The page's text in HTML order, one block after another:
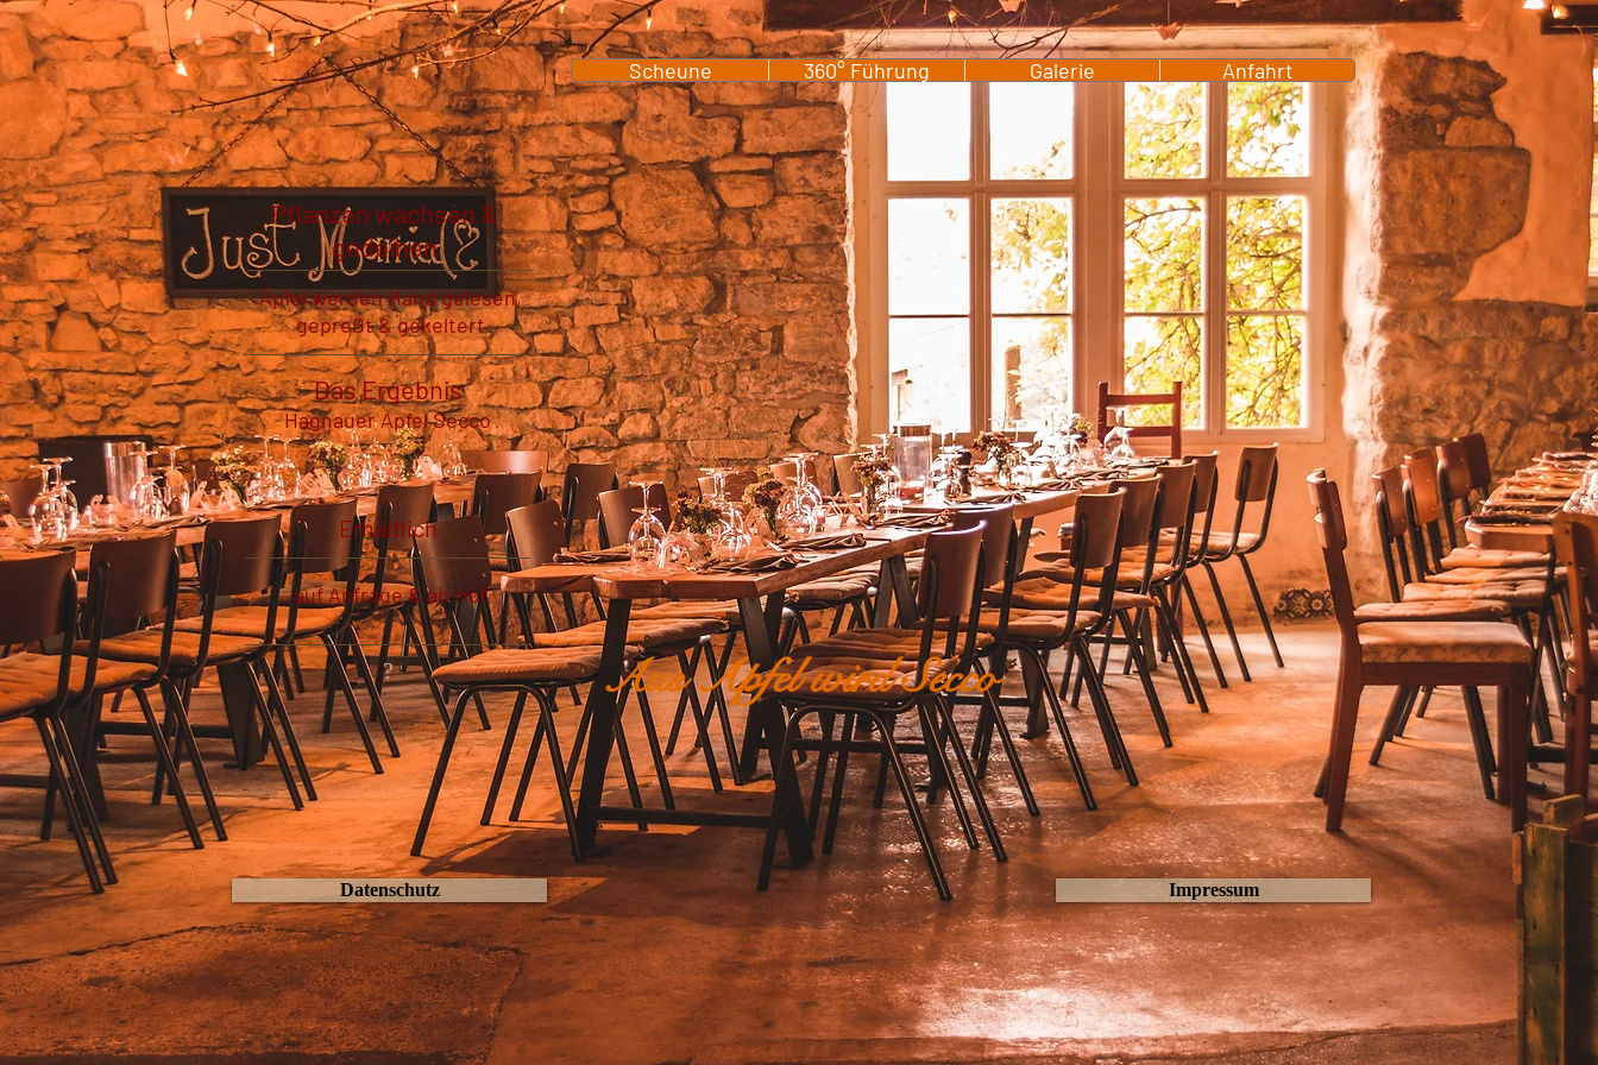
Scheune 360° Führung Galerie Anfahrt
Pflanzen wachsen &
gedeihen
Äpfel werden Hand gelesen,
gepreßt & gekeltert
Das Ergebnis
Hagnauer Apfel Secco
Erhältlich
auf Anfrage & ab Hof
? Aus Apfel wird Secco
Datenschutz Impressum